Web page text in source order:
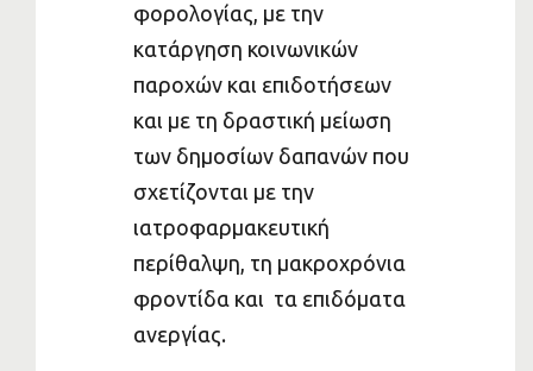
φορολογίας, με την
κατάργηση κοινωνικών
παροχών και επιδοτήσεων
και με τη δραστική μείωση
των δημοσίων δαπανών που
σχετίζονται με την
ιατροφαρμακευτική
περίθαλψη, τη μακροχρόνια
φροντίδα και τα επιδόματα
ανεργίας.